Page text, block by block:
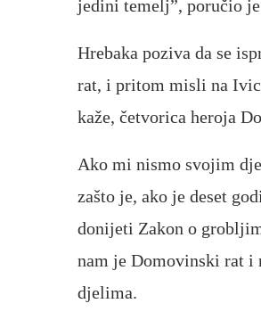
jedini temelj”, poručio
Hrebaka poziva da se
rat, i pritom misli na
kaže, četvorica heroja
Ako mi nismo svojim
zašto je, ako je deset
donijeti Zakon o
nam je Domovinski rat
djelima.